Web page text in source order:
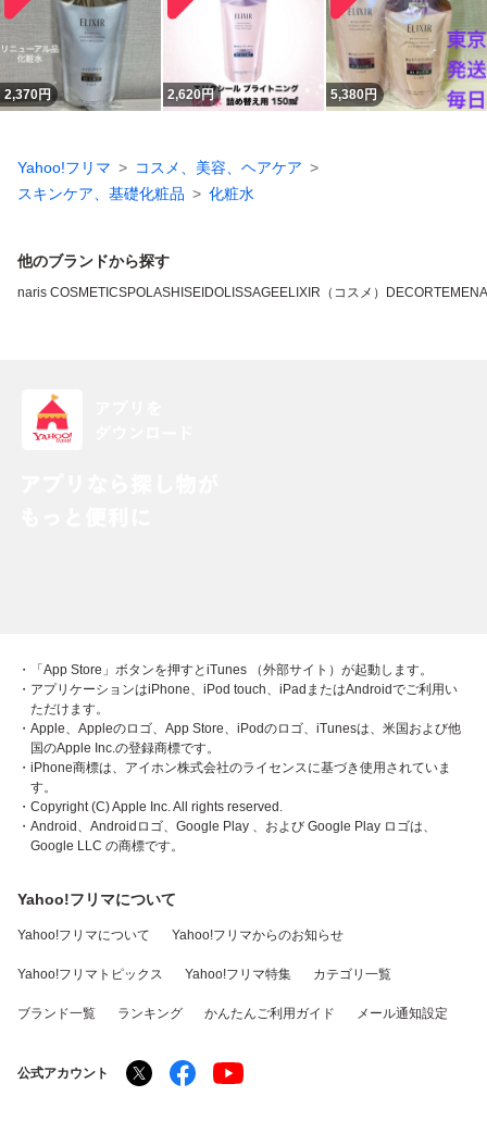
2,370円 2,620円 5,380円
Yahoo!フリマ
コスメ、美容、ヘアケア
スキンケア、基礎化粧品
化粧水
他のブランドから探す
naris COSMETICSPOLASHISEIDOLISSAGEELIXIR（コスメ） DECORTE
・「App Store」ボタンを押すとiTunes （外部サイト）が起動します。
・アプリケーションはiPhone、iPod touch、iPadまたはAndroidでご利用い
ただけます。
・Apple、Appleのロゴ、App Store、iPodのロゴ、iTunesは、米国および他
国のApple Inc.の登録商標です。
・iPhone商標は、アイホン株式会社のライセンスに基づき使用されていま
す。
・Copyright (C) Apple Inc. All rights reserved.
・Android、Androidロゴ、Google Play 、および Google Play ロゴは、
Google LLC の商標です。
Yahoo!フリマについて
Yahoo!フリマについて Yahoo!フリマからのお知らせ
Yahoo!フリマトピックス Yahoo!フリマ特集 カテゴリ一覧
ブランド一覧 ランキング かんたんご利用ガイド メール通知設定
公式アカウント